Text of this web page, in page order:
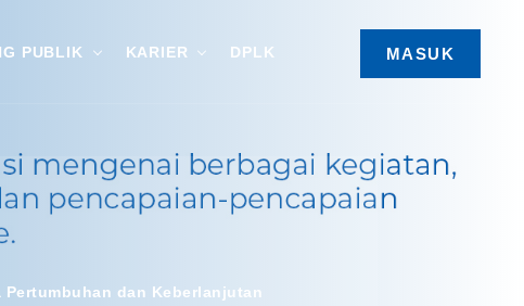
PUBLIK KARIER DPLK MASUK
dan Keberlanjutan